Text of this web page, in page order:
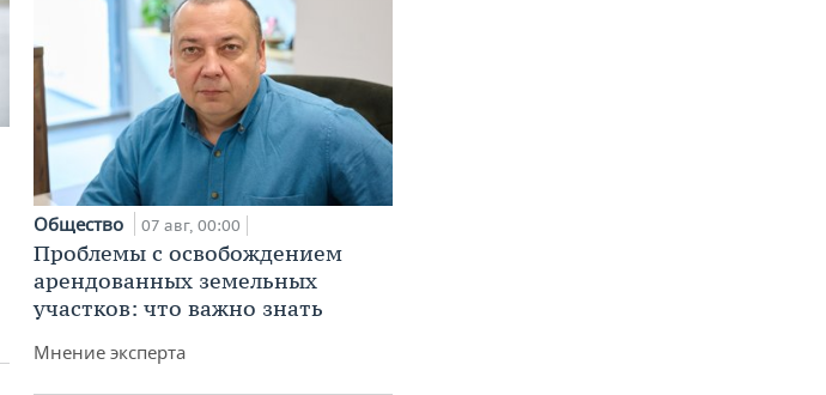
Общество 07 авг, 00:00
Проблемы с освобождением
арендованных земельных
участков: что важно знать
Мнение эксперта